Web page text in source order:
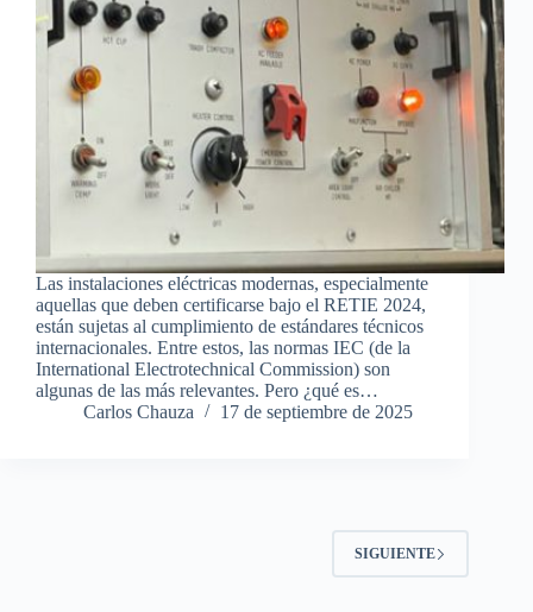
Las instalaciones eléctricas modernas, especialmente
aquellas que deben certificarse bajo el RETIE 2024,
están sujetas al cumplimiento de estándares técnicos
internacionales. Entre estos, las normas IEC (de la
International Electrotechnical Commission) son
algunas de las más relevantes. Pero ¿qué es…
Carlos Chauza
17 de septiembre de 2025
SIGUIENTE